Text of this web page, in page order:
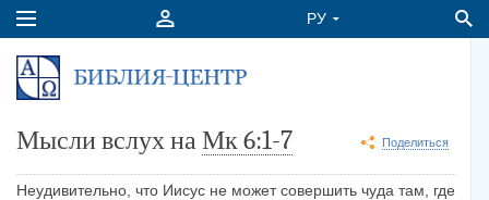
Мысли вслух наМк 6:1-7 Поделиться
Неудивительно, что Иисус не может совершить чуда там, где